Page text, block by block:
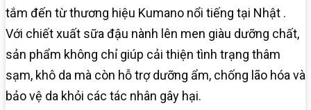
tắm đến từ thương hiệu Kumano nổi tiếng tại Nhật .
Với chiết xuất sữa đậu nành lên men giàu dưỡng chất,
sản phẩm không chỉ giúp cải thiện tình trạng thâm
sạm, khô da mà còn hỗ trợ dưỡng ẩm, chống lão hóa và
bảo vệ da khỏi các tác nhân gây hại.